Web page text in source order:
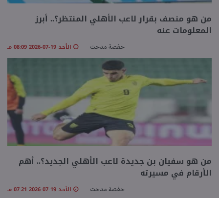
من هو منصف بقرار لاعب الأهلي المنتظر؟.. أبرز
المعلومات عنه
حفصة مدحت الأحد 19-07-2026 08:09 مـ
من هو سفيان بن جديدة لاعب الأهلي الجديد؟.. أهم
الأرقام في مسيرته
حفصة مدحت الأحد 19-07-2026 07:21 مـ